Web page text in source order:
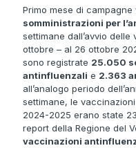
Primo mese di
somministrazioni per
settimane dall’avvio
ottobre – al 26 ottobre
sono registrate 25.050
antinfluenzali e 2.363
all’analogo periodo
settimane, le
2024-2025 erano state
report della Regione del
vaccinazioni